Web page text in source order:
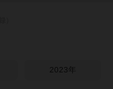
2023年